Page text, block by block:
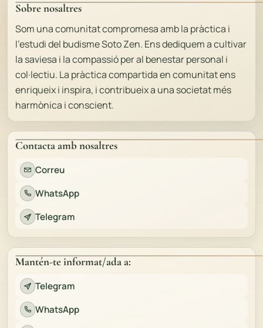
Sobre nosaltres
Som una comunitat compromesa amb la pràctica i
l'estudi del budisme Soto Zen. Ens dediquem a cultivar
la saviesa i la compassió per al benestar personal i
col·lectiu. La pràctica compartida en comunitat ens
enriqueix i inspira, i contribueix a una societat més
harmònica i conscient.
Contacta amb nosaltres
Correu
WhatsApp
Telegram
Mantén-te informat/ada a:
Telegram
WhatsApp